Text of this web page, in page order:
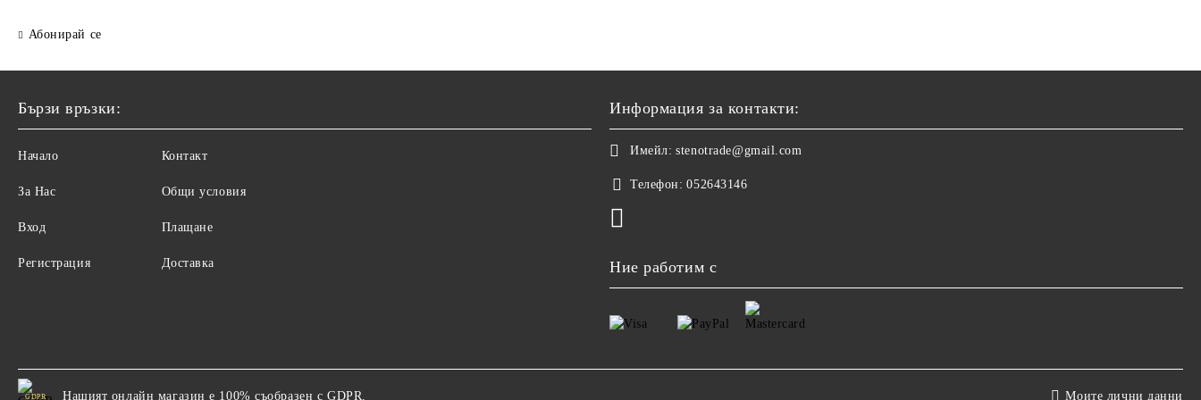
Абонирай се
Бързи връзки:
Начало
За Нас
Вход
Регистрация
Контакт
Общи условия
Плащане
Доставка
Информация за контакти:
Имейл: stenotrade@gmail.com
Телефон: 052643146
Ние работим с
GDPR Нашият онлайн магазин е 100% съобразен с GDPR. Моите лични данни